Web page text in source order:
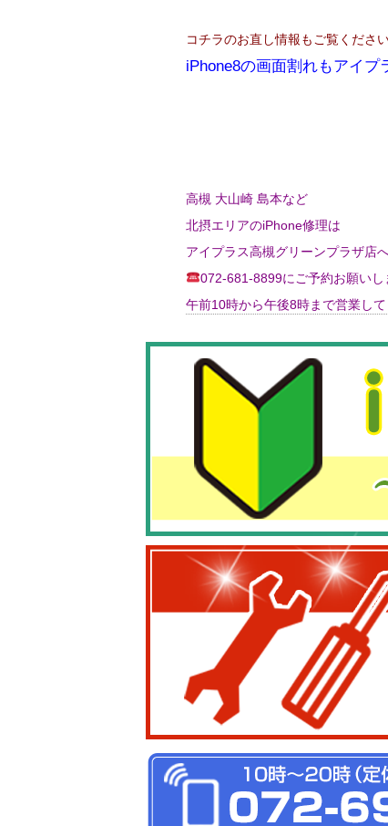
コチラのお直し情報もご覧くださ
iPhone8の画面割れもアイプ
高槻 大山崎 島本など
北摂エリアのiPhone修理は
アイプラス高槻グリーンプラザ店
072-681-8899にご予約お願いし
午前10時から午後8時まで営業し